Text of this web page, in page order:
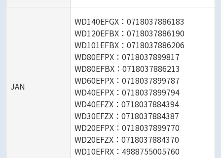
JAN
WD140EFGX：0718037886183
WD120EFBX：0718037886190
WD101EFBX：0718037886206
WD80EFPX：0718037899817
WD80EFBX：0718037886213
WD60EFPX：0718037899787
WD40EFPX：0718037899794
WD40EFZX：0718037884394
WD30EFZX：0718037884387
WD20EFPX：0718037899770
WD20EFZX：0718037884370
WD10EFRX：4988755005760